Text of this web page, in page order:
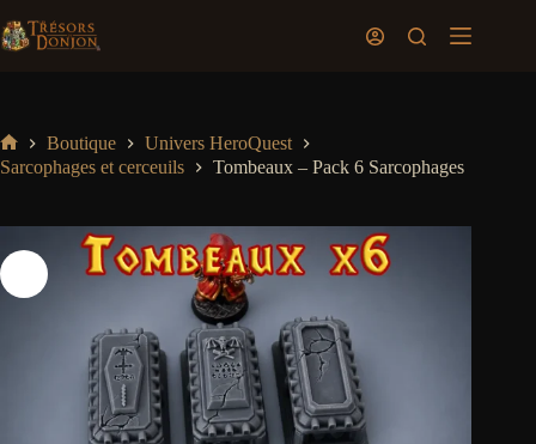
au
contenu
Accueil
Boutique
Univers HeroQuest
Sarcophages et cerceuils
Tombeaux – Pack 6 Sarcophages